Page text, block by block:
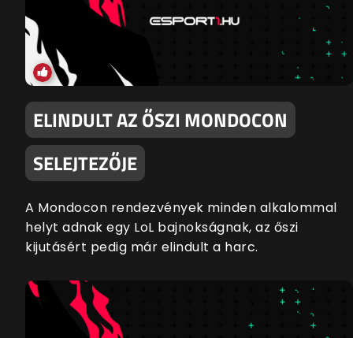
ELINDULT AZ ŐSZI MONDOCON
SELEJTEZŐJE
A Mondocon rendezvények minden alkalommal
helyt adnak egy LoL bajnokságnak, az őszi
kijutásért pedig már elindult a harc.